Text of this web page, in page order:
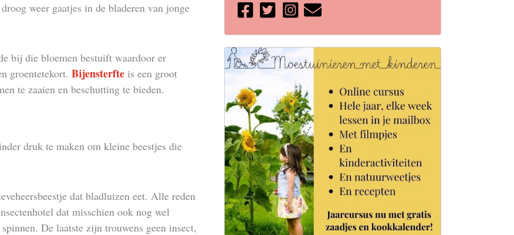
weer gaatjes in de bladeren van jonge
bij die bloemen bestuift waardoor er
groentetekort. Bijensterfte is een groot
te zaaien en beschutting te bieden.
druk te maken om kleine beestjes die
dat bladluizen eet. Alle reden
dat misschien ook nog wel
De laatste zijn trouwens geen insect,